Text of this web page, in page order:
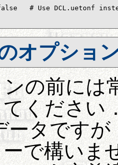
オプショ
の前には
ください
ータです
で構いま